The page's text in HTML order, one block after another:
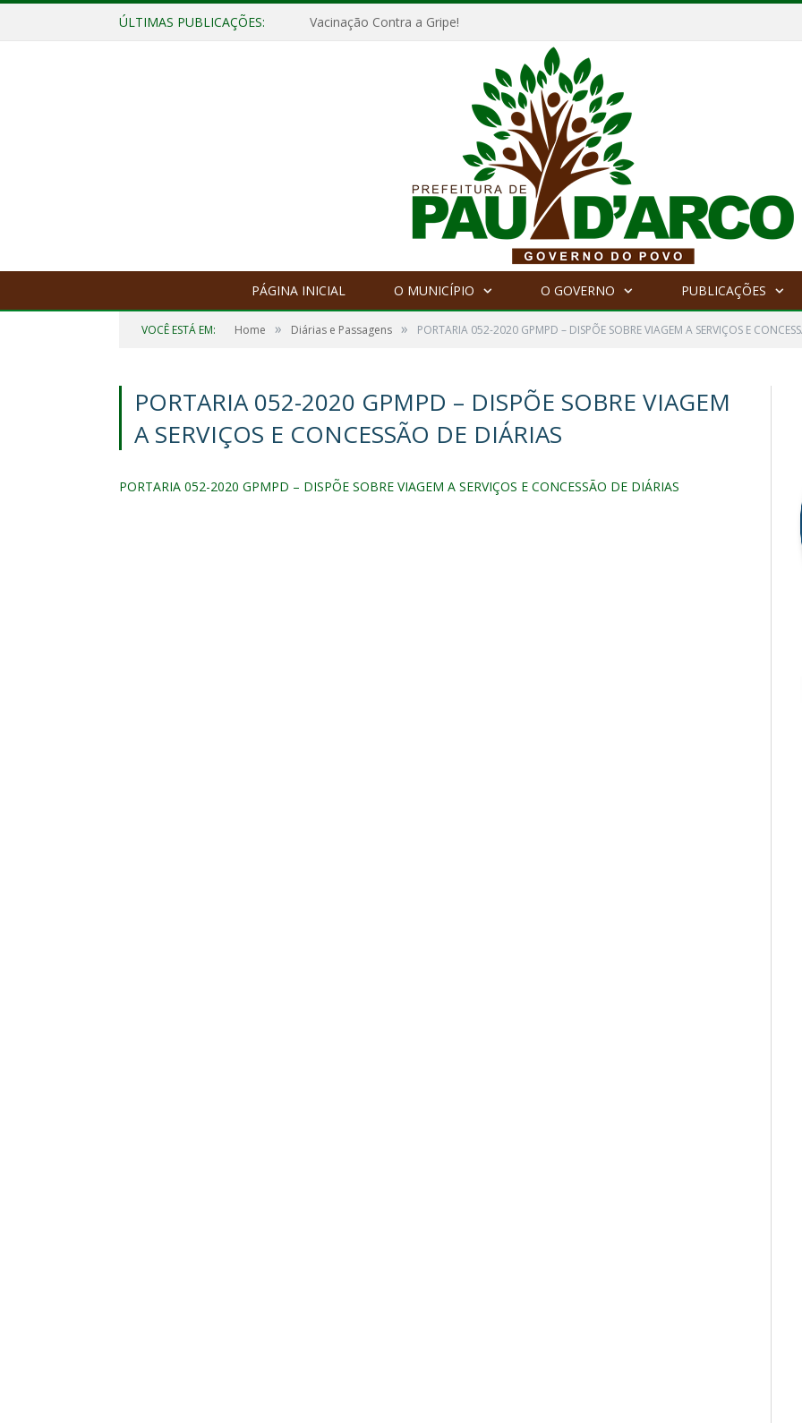
ÚLTIMAS PUBLICAÇÕES: Vacinação Contra a Gripe!
PÁGINA INICIAL O MUNICÍPIO O GOVERNO PUBLICAÇÕES
VOCÊ ESTÁ EM: Home » Diárias e Passagens » PORTARIA 052-2020 GPMPD – DISPÕE SOBRE VIAGEM A SERVIÇOS E
PORTARIA 052-2020 GPMPD – DISPÕE SOBRE VIAGEM
A SERVIÇOS E CONCESSÃO DE DIÁRIAS
PORTARIA 052-2020 GPMPD – DISPÕE SOBRE VIAGEM A SERVIÇOS E CONCESSÃO DE DIÁRIAS